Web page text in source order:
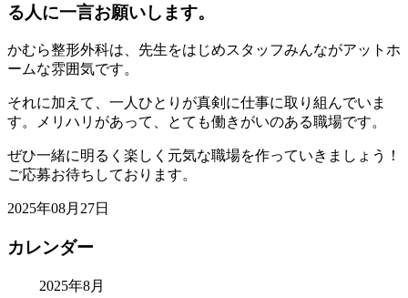
る人に一言お願いします。
かむら整形外科は、先生をはじめスタッフみんながアットホ
ームな雰囲気です。
それに加えて、一人ひとりが真剣に仕事に取り組んでいま
す。メリハリがあって、とても働きがいのある職場です。
ぜひ一緒に明るく楽しく元気な職場を作っていきましょう！
ご応募お待ちしております。
2025年08月27日
カレンダー
2025年8月